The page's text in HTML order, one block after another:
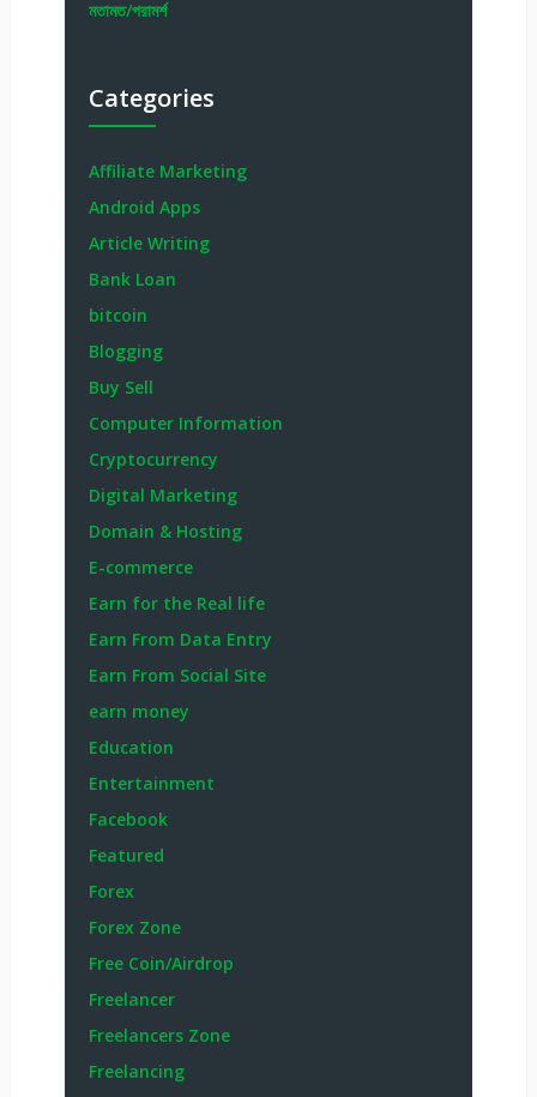
মতামত/পরামর্শ
Categories
Affiliate Marketing
Android Apps
Article Writing
Bank Loan
bitcoin
Blogging
Buy Sell
Computer Information
Cryptocurrency
Digital Marketing
Domain & Hosting
E-commerce
Earn for the Real life
Earn From Data Entry
Earn From Social Site
earn money
Education
Entertainment
Facebook
Featured
Forex
Forex Zone
Free Coin/Airdrop
Freelancer
Freelancers Zone
Freelancing